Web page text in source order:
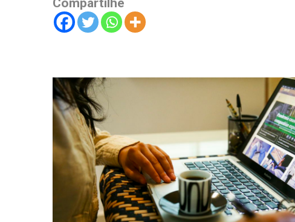
Compartilhe